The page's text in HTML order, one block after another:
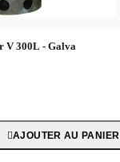
V 300L - Galva
AJOUTER AU PANIER